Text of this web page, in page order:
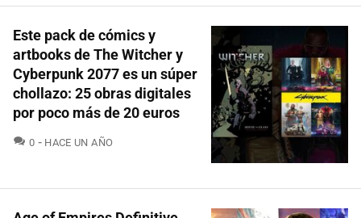
Este pack de cómics y
artbooks de The Witcher y
Cyberpunk 2077 es un súper
chollazo: 25 obras digitales
por poco más de 20 euros
0 COMENTARIOS
HACE UN AÑO